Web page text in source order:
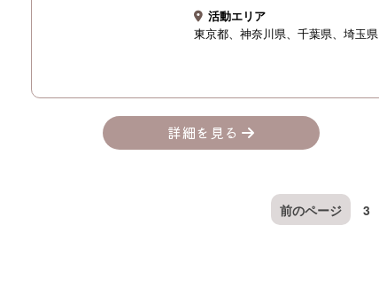
活動エリア
東京都
神奈川県 千葉県 埼玉県
詳細を見る
前のページ 3